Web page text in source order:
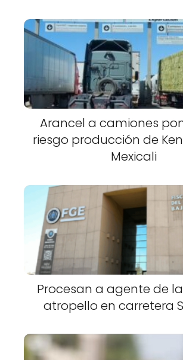
Arancel a camiones
riesgo producción de
Mexicali
Procesan a agente de la
atropello en carretera